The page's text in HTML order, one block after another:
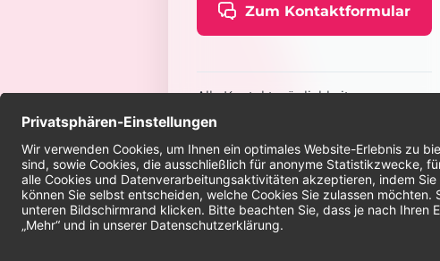
Zum Kontaktformular
Alle Kontaktmöglichkeiten